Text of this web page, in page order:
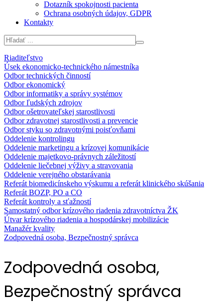
Dotazník spokojnosti pacienta
Ochrana osobných údajov, GDPR
Kontakty
Riaditeľstvo
Úsek ekonomicko-technického námestníka
Odbor technických činností
Odbor ekonomický
Odbor informatiky a správy systémov
Odbor ľudských zdrojov
Odbor ošetrovateľskej starostlivosti
Odbor zdravotnej starostlivosti a prevencie
Odbor styku so zdravotnými poisťovňami
Oddelenie kontrolingu
Oddelenie marketingu a krízovej komunikácie
Oddelenie majetkovo-právnych záležitostí
Oddelenie liečebnej výživy a stravovania
Oddelenie verejného obstarávania
Referát biomedicínskeho výskumu a referát klinického skúšania
Referát BOZP, PO a CO
Referát kontroly a sťažností
Samostatný odbor krízového riadenia zdravotníctva ŽK
Útvar krízového riadenia a hospodárskej mobilizácie
Manažér kvality
Zodpovedná osoba, Bezpečnostný správca
Zodpovedná osoba,
Bezpečnostný správca